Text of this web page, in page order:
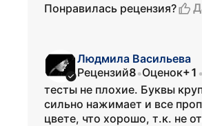
Понравилась рецензия?
Людмила Васильева
Рецензий8•Оценок+1 •
тесты не плохие. Буквы
сильно нажимает и все
цвете, что хорошо, т.к. не